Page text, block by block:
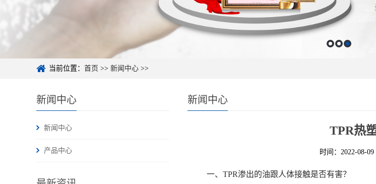
当前位置： 首页 >> 新闻中心 >>
新闻中心
新闻中心
产品中心
新闻中心
TPR热
时间：2022-08-09
一、TPR渗出的油跟人体接触是否有害？